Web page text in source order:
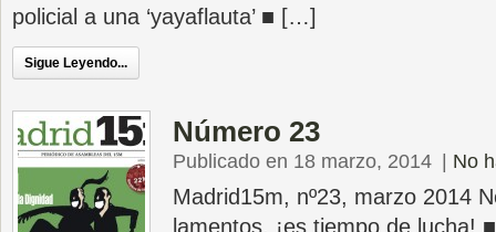
policial a una ‘yayaflauta’ ■ […]
Sigue Leyendo...
Número 23
Publicado en 18 marzo, 2014 No
Madrid15m, nº23, marzo 2014
lamentos, ¡es tiempo de lucha!